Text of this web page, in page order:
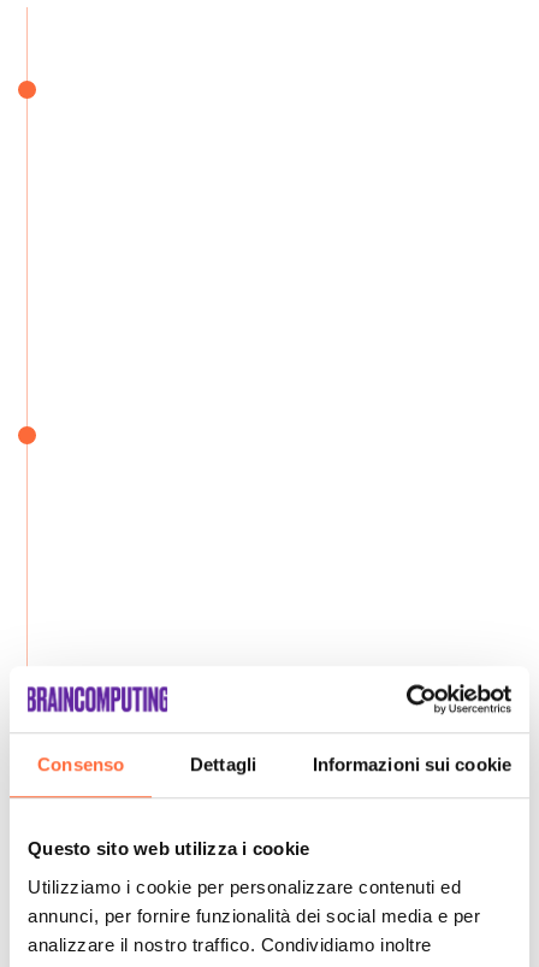
Consenso Dettagli Informazioni sui cookie
Questo sito web utilizza i cookie
Utilizziamo i cookie per personalizzare contenuti ed
annunci, per fornire funzionalità dei social media e per
analizzare il nostro traffico. Condividiamo inoltre